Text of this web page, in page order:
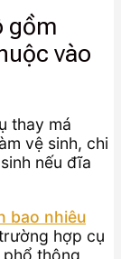
gồm
vào
thay má
vệ sinh, chi
nếu đĩa
bao nhiêu
hợp cụ
thông,